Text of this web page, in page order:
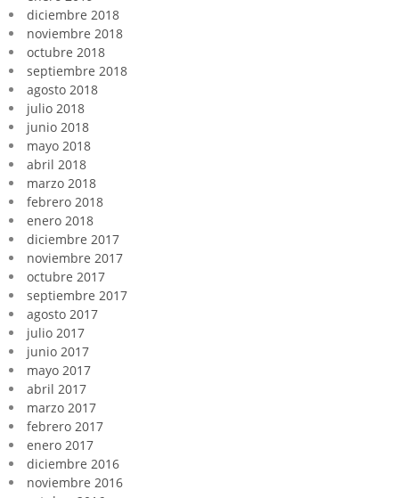
diciembre 2018
noviembre 2018
octubre 2018
septiembre 2018
agosto 2018
julio 2018
junio 2018
mayo 2018
abril 2018
marzo 2018
febrero 2018
enero 2018
diciembre 2017
noviembre 2017
octubre 2017
septiembre 2017
agosto 2017
julio 2017
junio 2017
mayo 2017
abril 2017
marzo 2017
febrero 2017
enero 2017
diciembre 2016
noviembre 2016